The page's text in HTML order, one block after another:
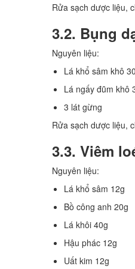
Rửa sạch dược liệu,
3.2. Bụng
Nguyên liệu:
Lá khổ sâm khô
Lá ngấy đũm khô
3 lát gừng
Rửa sạch dược liệu,
3.3. Viêm
Nguyên liệu:
Lá khổ sâm 12g
Bồ công anh 20g
Lá khôi 40g
Hậu phác 12g
Uất kim 12g